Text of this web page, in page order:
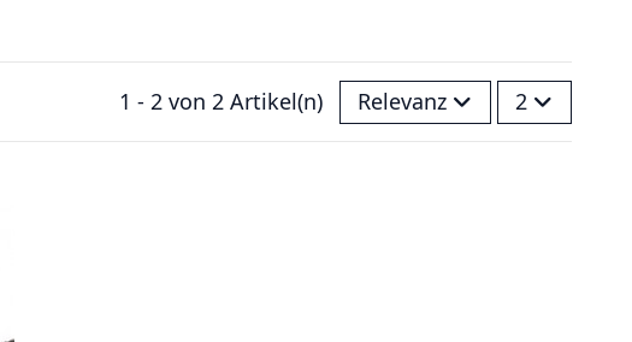
1 - 2 von 2 Artikel(n) Relevanz 2